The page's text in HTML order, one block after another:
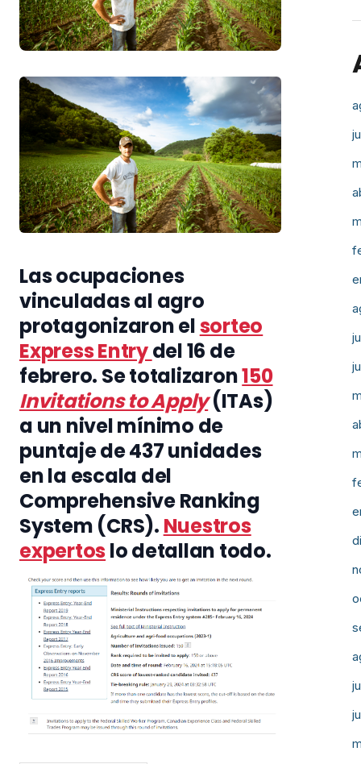
Las ocupaciones
vinculadas al agro
protagonizaron elsorteo
Express Entrydel 16 de
febrero. Se totalizaron150
Invitations to Apply(ITAs)
a un nivel mínimo de
puntaje de 437 unidades
en la escala del
Comprehensive Ranking
System (CRS). Nuestros
expertos lo detallan todo.